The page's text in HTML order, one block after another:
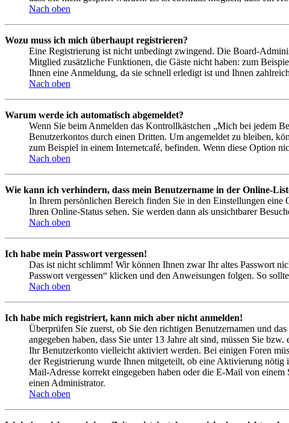
Nach oben
Wozu muss ich mich überhaupt registrieren?
Eine Registrierung ist nicht unbedingt zwingend. Die Board-
Mitglied zusätzliche Funktionen, die Gäste nicht haben: zum
Ihnen eine Anmeldung, da sie schnell erledigt ist und Ihnen
Nach oben
Warum werde ich automatisch abgemeldet?
Wenn Sie beim Anmelden das Kontrollkästchen „Mich bei jedem
Benutzerkontos durch einen Dritten. Um angemeldet zu bleiben,
zum Beispiel in einem Internetcafé, befinden. Wenn diese Option
Nach oben
Wie kann ich verhindern, dass mein Benutzername in der Online-
In Ihrem persönlichen Bereich finden Sie in den Einstellungen
Ihren Online-Status sehen. Sie werden dann als unsichtbarer
Nach oben
Ich habe mein Passwort vergessen!
Das ist nicht schlimm! Wir können Ihnen zwar Ihr altes Passwort
Passwort vergessen“ klicken und den Anweisungen folgen. So
Nach oben
Ich habe mich registriert, kann mich aber nicht anmelden!
Überprüfen Sie zuerst, ob Sie den richtigen Benutzernamen und
angegeben haben, dass Sie unter 13 Jahre alt sind, müssen Sie
Ihr Benutzerkonto vielleicht aktiviert werden. Bei einigen Foren
der Registrierung wurde Ihnen mitgeteilt, ob eine Aktivierung nötig
Mail-Adresse korrekt eingegeben haben oder die E-Mail von
einen Administrator.
Nach oben